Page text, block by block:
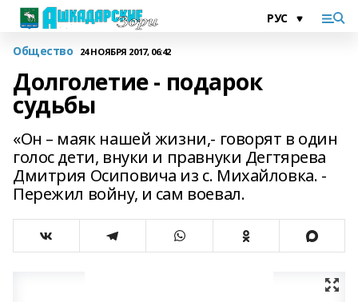
Общество 24 НОЯБРЯ 2017, 06:42
Долголетие - подарок
судьбы
«Он – маяк нашей жизни,- говорят в один
голос дети, внуки и правнуки Дегтярева
Дмитрия Осиповича из с. Михайловка. -
Пережил войну, и сам воевал.